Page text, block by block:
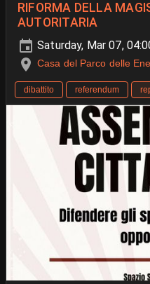
RIFORMA DELLA
AUTORITARIA
Saturday, Mar 07,
Casa del Parco delle
dibattito referendum